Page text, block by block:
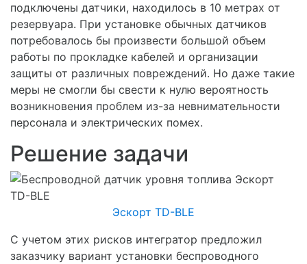
подключены датчики, находилось в 10 метрах от
резервуара. При установке обычных датчиков
потребовалось бы произвести большой объем
работы по прокладке кабелей и организации
защиты от различных повреждений. Но даже такие
меры не смогли бы свести к нулю вероятность
возникновения проблем из-за невнимательности
персонала и электрических помех.
Решение задачи
Эскорт TD-BLE
С учетом этих рисков интегратор предложил
заказчику вариант установки беспроводного